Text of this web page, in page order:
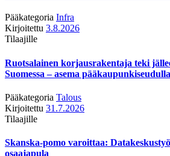
Pääkategoria Infra
Kirjoitettu 3.8.2026
Tilaajille
Ruotsalainen korjausrakentaja teki
Suomessa – asema
Pääkategoria Talous
Kirjoitettu 31.7.2026
Tilaajille
Skanska-pomo varoittaa:
osaajapula